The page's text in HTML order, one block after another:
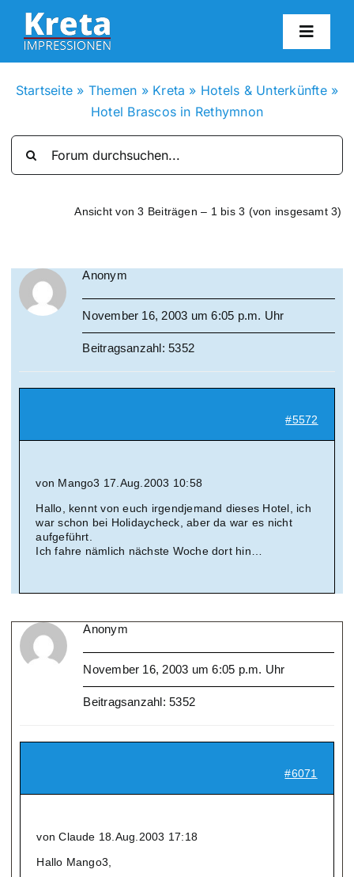
Zum
Inhalt
springen
Suche
Startseite » Themen » Kreta » Hotels & Unterkünfte»
Hotel Brascos in Rethymnon
Ansicht von 3 Beiträgen – 1 bis 3 (von insgesamt 3)
Anonym
November 16, 2003 um 6:05 p.m. Uhr
Beitragsanzahl: 5352
#5572
von Mango3 17.Aug.2003 10:58
Hallo, kennt von euch irgendjemand dieses Hotel, ich
war schon bei Holidaycheck, aber da war es nicht
aufgeführt.
Ich fahre nämlich nächste Woche dort hin…
Anonym
November 16, 2003 um 6:05 p.m. Uhr
Beitragsanzahl: 5352
#6071
von Claude 18.Aug.2003 17:18
Hallo Mango3,